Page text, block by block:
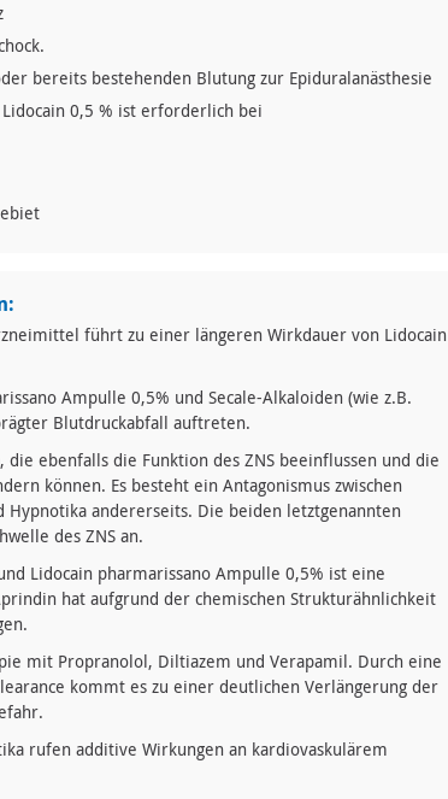
bereits bestehenden Blutung zur Epiduralanästhesie
0,5 % ist erforderlich bei
führt zu einer längeren Wirkdauer von Lidocain
Ampulle 0,5% und Secale-Alkaloiden (wie z.B.
Blutdruckabfall auftreten.
die ebenfalls die Funktion des ZNS beeinflussen und die
können. Es besteht ein Antagonismus zwischen
Hypnotika andererseits. Die beiden letztgenannten
des ZNS an.
Lidocain pharmarissano Ampulle 0,5% ist eine
hat aufgrund der chemischen Strukturähnlichkeit
mit Propranolol, Diltiazem und Verapamil. Durch eine
kommt es zu einer deutlichen Verlängerung der
rufen additive Wirkungen an kardiovaskulärem